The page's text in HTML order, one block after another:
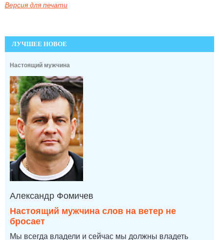
Версия для печати
ЛУЧШЕЕ НОВОЕ
Настоящий мужчина
Александр Фомичев
Настоящий мужчина слов на ветер не
бросает
Мы всегда владели и сейчас мы должны владеть